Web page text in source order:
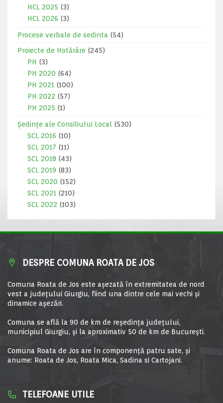
HCL 2025 (3)
HCL 2026 (3)
Procese verbale de sedinta (54)
Proiecte de Hotărâre (245)
PH (3)
PH 2020 (64)
PH 2021 (100)
PH 2022 (57)
PH 2025 (1)
Ședințe ale Consiliului Local
(530)
SCL 2016 (10)
SCL 2017 (11)
SCL 2018 (43)
SCL 2019 (83)
SCL 2020 (152)
SCL 2021 (210)
SCL 2022 (103)
DESPRE COMUNA ROATA DE JOS
Comuna Roata de Jos este aşezată în extremitatea de nord
vest a judeţului Giurgiu, fiind una dintre cele mai vechi şi
dinamice aşezări.
Comuna se află la 90 de km de reşedinţa judeţului,
municipiul Giurgiu, şi la aproximativ 50 de km de Bucureşti.
Comuna Roata de Jos are în componență patru sate, și
anume: Roata de Jos, Roata Mica, Sadina si Cartojani.
TELEFOANE UTILE